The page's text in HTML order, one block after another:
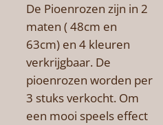
De Pioenrozen zijn in 2
maten ( 48cm en
63cm) en 4 kleuren
verkrijgbaar. De
pioenrozen worden per
3 stuks verkocht. Om
een mooi speels effect